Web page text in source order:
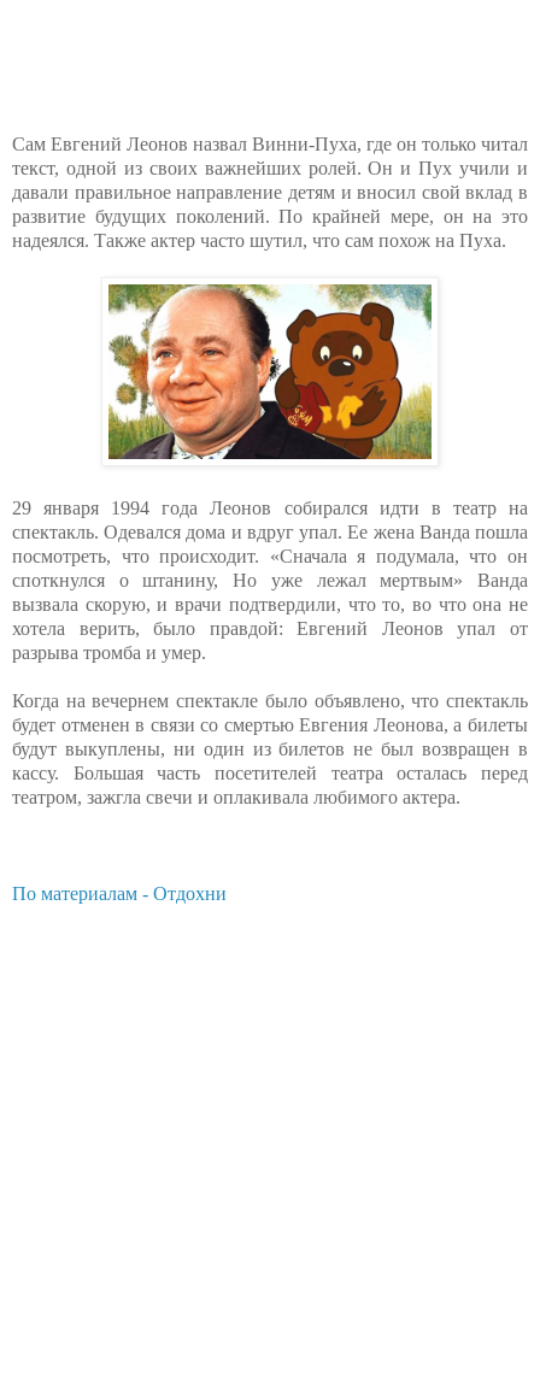
Сам Евгений Леонов назвал Винни-Пуха, где он только читал
текст, одной из своих важнейших ролей. Он и Пух учили и
давали правильное направление детям и вносил свой вклад в
развитие будущих поколений. По крайней мере, он на это
надеялся. Также актер часто шутил, что сам похож на Пуха.
29 января 1994 года Леонов собирался идти в театр на
спектакль. Одевался дома и вдруг упал. Ее жена Ванда пошла
посмотреть, что происходит. «Сначала я подумала, что он
споткнулся о штанину, Но уже лежал мертвым» Ванда
вызвала скорую, и врачи подтвердили, что то, во что она не
хотела верить, было правдой: Евгений Леонов упал от
разрыва тромба и умер.
Когда на вечернем спектакле было объявлено, что спектакль
будет отменен в связи со смертью Евгения Леонова, а билеты
будут выкуплены, ни один из билетов не был возвращен в
кассу. Большая часть посетителей театра осталась перед
театром, зажгла свечи и оплакивала любимого актера.
По материалам - Отдохни